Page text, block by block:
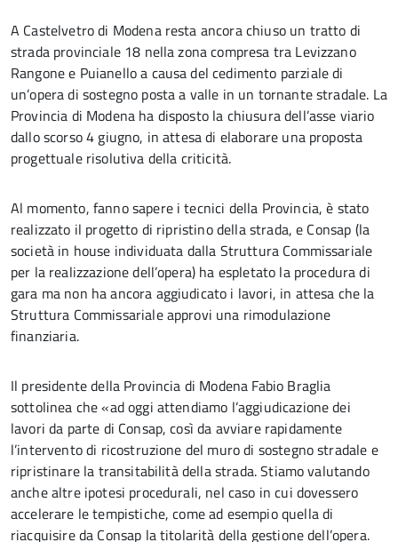
A Castelvetro di Modena resta ancora chiuso un tratto di
strada provinciale 18 nella zona compresa tra Levizzano
Rangone e Puianello a causa del cedimento parziale di
un’opera di sostegno posta a valle in un tornante stradale. La
Provincia di Modena ha disposto la chiusura dell’asse viario
dallo scorso 4 giugno, in attesa di elaborare una proposta
progettuale risolutiva della criticità.
Al momento, fanno sapere i tecnici della Provincia, è stato
realizzato il progetto di ripristino della strada, e Consap (la
società in house individuata dalla Struttura Commissariale
per la realizzazione dell’opera) ha espletato la procedura di
gara ma non ha ancora aggiudicato i lavori, in attesa che la
Struttura Commissariale approvi una rimodulazione
finanziaria.
Il presidente della Provincia di Modena Fabio Braglia
sottolinea che «ad oggi attendiamo l’aggiudicazione dei
lavori da parte di Consap, così da avviare rapidamente
l’intervento di ricostruzione del muro di sostegno stradale e
ripristinare la transitabilità della strada. Stiamo valutando
anche altre ipotesi procedurali, nel caso in cui dovessero
accelerare le tempistiche, come ad esempio quella di
riacquisire da Consap la titolarità della gestione dell’opera.